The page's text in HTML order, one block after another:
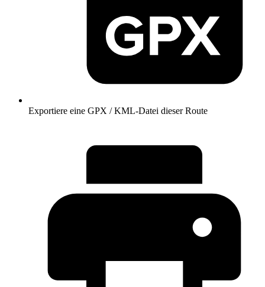
Exportiere eine GPX / KML-Datei dieser Route